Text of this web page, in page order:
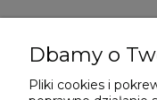
Projekt i
Dbamy o
Pliki cookies i